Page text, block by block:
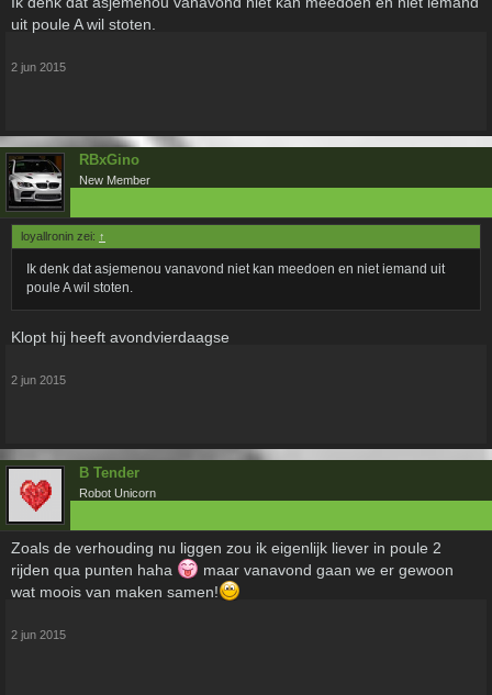
uit poule A wil stoten.
2 jun 2015
RBxGino
New Member
loyallronin zei: ↑
Ik denk dat asjemenou vanavond niet kan meedoen en niet iemand uit
poule A wil stoten.
Klopt hij heeft avondvierdaagse
2 jun 2015
B Tender
Robot Unicorn
Zoals de verhouding nu liggen zou ik eigenlijk liever in poule 2
rijden qua punten haha
maar vanavond gaan we er gewoon
wat moois van maken samen!
2 jun 2015